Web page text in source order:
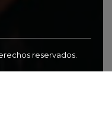
reservados.